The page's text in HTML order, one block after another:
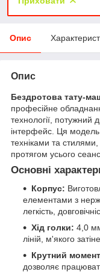
Опис
Опис
Бездротова тату-
професійне
технології, потужний
інтерфейс. Ця
техніками та стилями,
протягом усього
Основні
Корпус:
елементами з
легкість,
Хід голки: 4,0
ліній, м'якого
Крутний
дозволяє